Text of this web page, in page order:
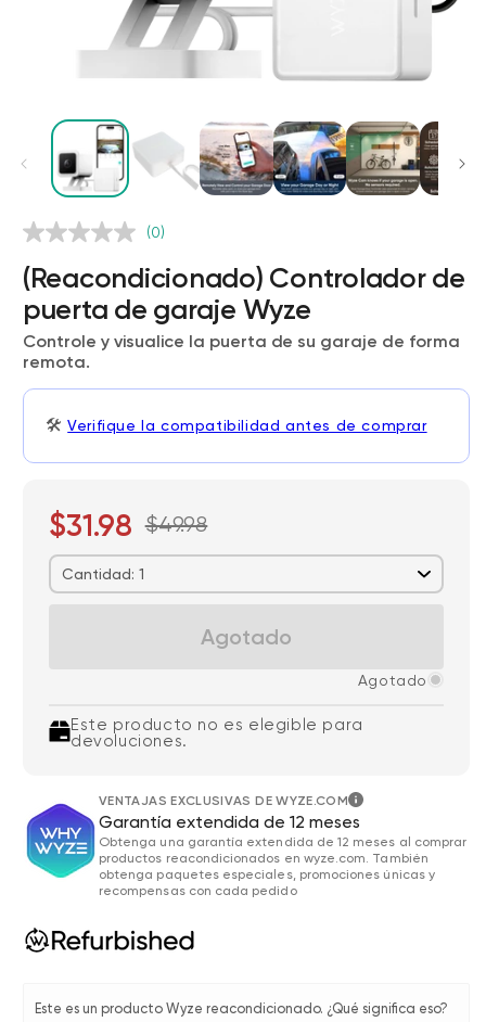
(0)
(Reacondicionado) Controlador de
puerta de garaje Wyze
Controle y visualice la puerta de su garaje de forma
remota.
🛠️Verifique la compatibilidad antes de comprar
$31.98 $49.98
Cantidad: 1
Agotado
Agotado
Este producto no es elegible para
devoluciones.
VENTAJAS EXCLUSIVAS DE WYZE.COM
Garantía extendida de 12 meses
Obtenga una garantía extendida de 12 meses al comprar
productos reacondicionados en wyze.com. También
obtenga paquetes especiales, promociones únicas y
recompensas con cada pedido
Este es un producto Wyze reacondicionado. ¿Qué significa eso?
32 GB
Blanco
More
options
Precio de
59,98 US$Precio habitual
63,96 US$
More options